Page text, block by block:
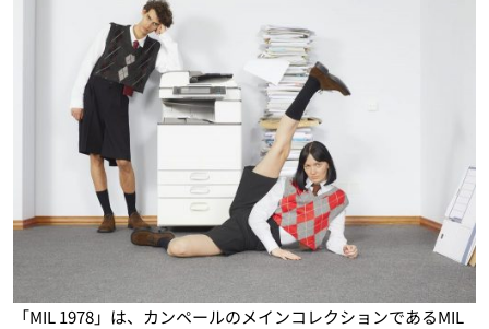
「MIL 1978」は、カンペールのメインコレクションであるMIL